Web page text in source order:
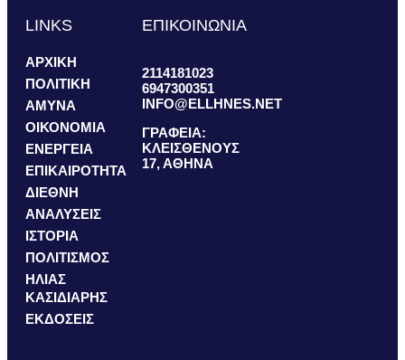
LINKS
ΑΡΧΙΚΗ
ΠΟΛΙΤΙΚΗ
ΑΜΥΝΑ
ΟΙΚΟΝΟΜΙΑ
ΕΝΕΡΓΕΙΑ
ΕΠΙΚΑΙΡΟΤΗΤΑ
ΔΙΕΘΝΗ
ΑΝΑΛΥΣΕΙΣ
ΙΣΤΟΡΙΑ
ΠΟΛΙΤΙΣΜΟΣ
ΗΛΙΑΣ
ΚΑΣΙΔΙΑΡΗΣ
ΕΚΔΟΣΕΙΣ
ΕΠΙΚΟΙΝΩΝΙΑ
2114181023
6947300351
INFO@ELLHNES.NET
ΓΡΑΦΕΙΑ:
ΚΛΕΙΣΘΕΝΟΥΣ
17, ΑΘΗΝΑ